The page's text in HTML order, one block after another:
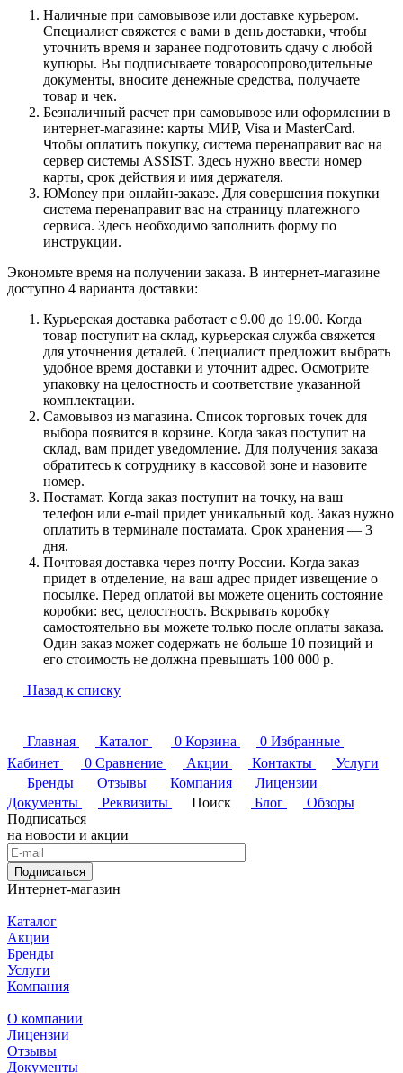
Наличные при самовывозе или доставке курьером.
Специалист свяжется с вами в день доставки, чтобы
уточнить время и заранее подготовить сдачу с любой
купюры. Вы подписываете товаросопроводительные
документы, вносите денежные средства, получаете
товар и чек.
Безналичный расчет при самовывозе или оформлении в
интернет-магазине: карты МИР, Visa и MasterCard.
Чтобы оплатить покупку, система перенаправит вас на
сервер системы ASSIST. Здесь нужно ввести номер
карты, срок действия и имя держателя.
ЮMoney при онлайн-заказе. Для совершения покупки
система перенаправит вас на страницу платежного
сервиса. Здесь необходимо заполнить форму по
инструкции.
Экономьте время на получении заказа. В интернет-магазине
доступно 4 варианта доставки:
Курьерская доставка работает с 9.00 до 19.00. Когда
товар поступит на склад, курьерская служба свяжется
для уточнения деталей. Специалист предложит выбрать
удобное время доставки и уточнит адрес. Осмотрите
упаковку на целостность и соответствие указанной
комплектации.
Самовывоз из магазина. Список торговых точек для
выбора появится в корзине. Когда заказ поступит на
склад, вам придет уведомление. Для получения заказа
обратитесь к сотруднику в кассовой зоне и назовите
номер.
Постамат. Когда заказ поступит на точку, на ваш
телефон или e-mail придет уникальный код. Заказ нужно
оплатить в терминале постамата. Срок хранения — 3
дня.
Почтовая доставка через почту России. Когда заказ
придет в отделение, на ваш адрес придет извещение о
посылке. Перед оплатой вы можете оценить состояние
коробки: вес, целостность. Вскрывать коробку
самостоятельно вы можете только после оплаты заказа.
Один заказ может содержать не больше 10 позиций и
его стоимость не должна превышать 100 000 р.
Назад к списку
Главная Каталог 0 Корзина 0 Избранные
Кабинет
0 Сравнение Акции Контакты
Услуги
Бренды
Отзывы Компания
Лицензии
Документы
Реквизиты Поиск Блог
Обзоры
Подписаться
на новости и акции
Подписаться
Интернет-магазин
Каталог
Акции
Бренды
Услуги
Компания
О компании
Лицензии
Отзывы
Документы